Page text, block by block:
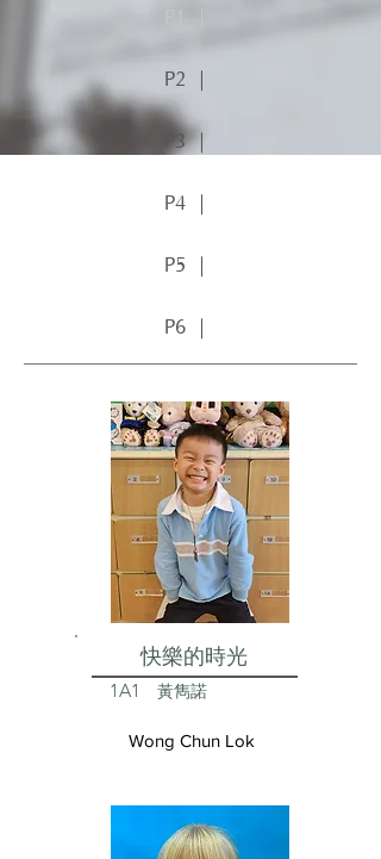
P2 ｜
P3 ｜
P4 ｜
P5 ｜
P6 ｜
快樂的時光
1A1 黃雋諾
Wong Chun Lok